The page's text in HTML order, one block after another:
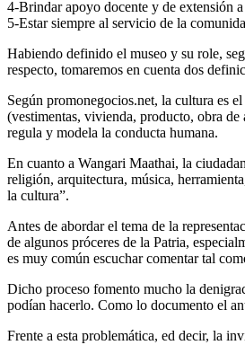
4-Brindar apoyo docente y de extensión a
5-Estar siempre al servicio de la
Habiendo definido el museo y su role,
respecto, tomaremos en cuenta dos
Según promonegocios.net, la cultura es
(vestimentas, vivienda, producto, obra
regula y modela la conducta humana.
En cuanto a Wangari Maathai, la
religión, arquitectura, música,
la cultura”.
Antes de abordar el tema de la
de algunos próceres de la Patria,
es muy común escuchar comentar tal
Dicho proceso fomento mucho la
podían hacerlo. Como lo documento el
Frente a esta problemática, ed decir, la